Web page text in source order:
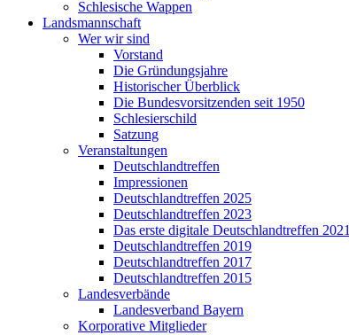
Schlesische Wappen
Landsmannschaft
Wer wir sind
Vorstand
Die Gründungsjahre
Historischer Überblick
Die Bundesvorsitzenden seit 1950
Schlesierschild
Satzung
Veranstaltungen
Deutschlandtreffen
Impressionen
Deutschlandtreffen 2025
Deutschlandtreffen 2023
Das erste digitale Deutschlandtreffen 2021
Deutschlandtreffen 2019
Deutschlandtreffen 2017
Deutschlandtreffen 2015
Landesverbände
Landesverband Bayern
Korporative Mitglieder